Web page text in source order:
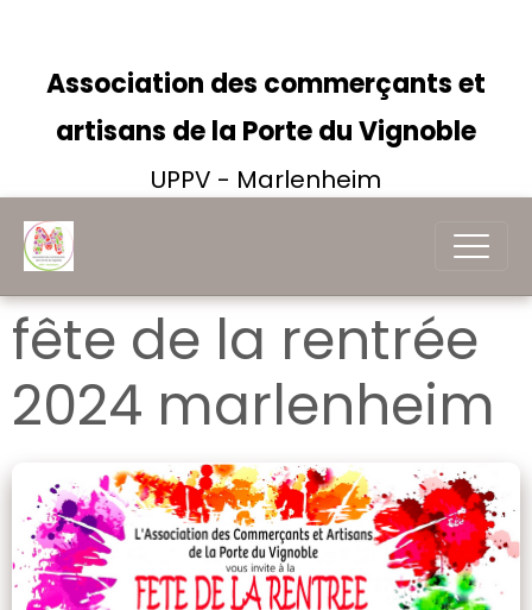
Association des commerçants et
artisans de la Porte du Vignoble
UPPV - Marlenheim
fête de la rentrée
2024 marlenheim